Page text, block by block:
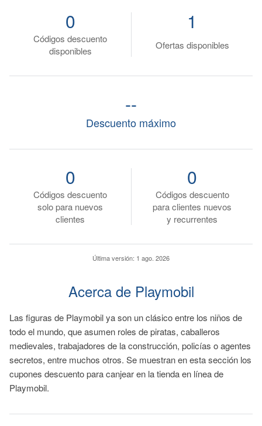
Códigos descuento
disponibles
0
Ofertas disponibles
1
Descuento máximo
--
Códigos descuento
solo para nuevos
clientes
0
Códigos descuento
para clientes nuevos
y recurrentes
0
Última versión: 1 ago. 2026
Acerca de Playmobil
Las figuras de Playmobil ya son un clásico entre los niños de
todo el mundo, que asumen roles de piratas, caballeros
medievales, trabajadores de la construcción, policías o agentes
secretos, entre muchos otros. Se muestran en esta sección los
cupones descuento para canjear en la tienda en línea de
Playmobil.